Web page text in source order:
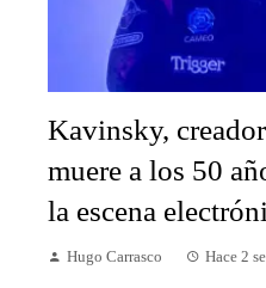
Kavinsky,
muere a los 50
la escena
Hugo Carrasco Hace 2